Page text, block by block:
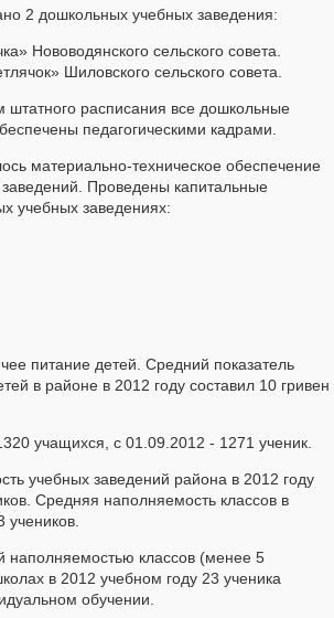
2 дошкольных учебных заведения:
Нововодянского сельского совета.
Шиловского сельского совета.
штатного расписания все дошкольные
педагогическими кадрами.
материально-техническое обеспечение
Проведены капитальные
учебных заведениях:
питание детей. Средний показатель
в районе в 2012 году составил 10 гривен
учащихся, с 01.09.2012 - 1271 ученик.
учебных заведений района в 2012 году
Средняя наполняемость классов в
учеников.
наполняемостью классов (менее 5
в 2012 учебном году 23 ученика
обучении.